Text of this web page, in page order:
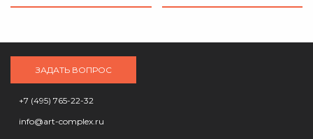
ЗАДАТЬ ВОПРОС
+7 (495) 765-22-32
info@art-complex.ru